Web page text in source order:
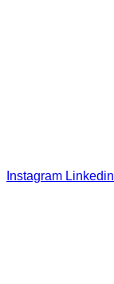
Instagram Linkedin